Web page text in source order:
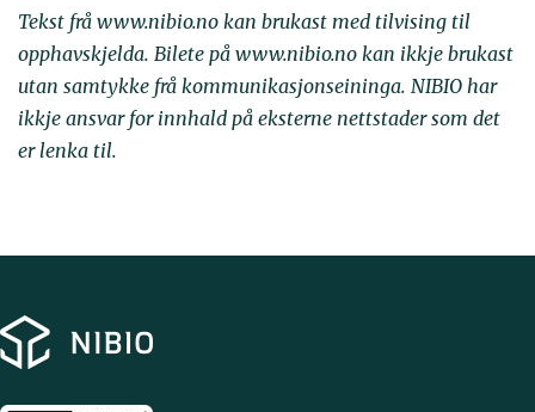
Tekst frå www.nibio.no kan brukast med tilvising til
opphavskjelda. Bilete på www.nibio.no kan ikkje brukast
utan samtykke frå kommunikasjonseininga. NIBIO har
ikkje ansvar for innhald på eksterne nettstader som det
er lenka til.